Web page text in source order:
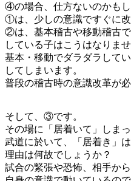
④の場合、仕方ないのかもし
①は、少しの意識ですぐに改
②は、基本稽古や移動稽古
している子はこうはなりませ
基本・移動でダラダラして
してしまいます。
普段の稽古時の意識改革が必
そして、③です。
その場に「居着いて」しまっ
武道に於いて、「居着き」
理由は何故でしょうか？
試合の緊張や恐怖、相手か